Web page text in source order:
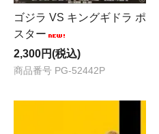
ゴジラ VS キングギドラ ポ
スター
2,300円(税込)
商品番号 PG-52442P